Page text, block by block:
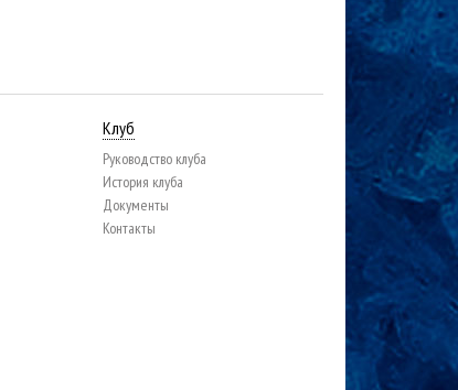
Клуб
Руководство клуба
История клуба
Документы
Контакты